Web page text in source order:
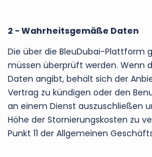
2 - Wahrheitsgemäße Daten
Die über die BleuDubai-Plattform
müssen überprüft werden. Wenn
Daten angibt, behält sich der
Vertrag zu kündigen oder den
an einem Dienst auszuschließen
Höhe der Stornierungskosten zu
Punkt 11 der Allgemeinen